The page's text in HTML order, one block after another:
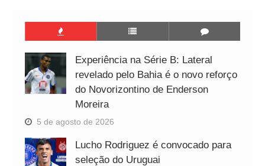
Experiência na Série B: Lateral
revelado pelo Bahia é o novo reforço
do Novorizontino de Enderson
Moreira
5 de agosto de 2026
Lucho Rodriguez é convocado para
seleção do Uruguai